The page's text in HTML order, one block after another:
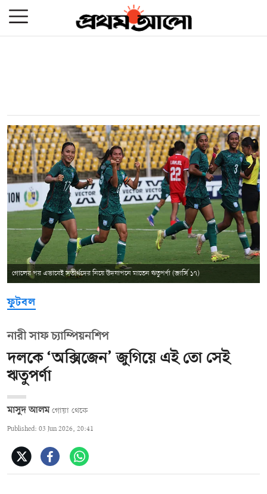
গোলের পর এভাবেই সতীর্থদের নিয়ে উদযাপনে মাতেন ঋতুপর্ণা (জার্সি ১৭)
ফুটবল
নারী সাফ চ্যাম্পিয়নশিপ
দলকে ‘অক্সিজেন’ জুগিয়ে এই তো সেই
ঋতুপর্ণা
মাসুদ আলম গোয়া থেকে
Published: 03 Jun 2026, 20:41